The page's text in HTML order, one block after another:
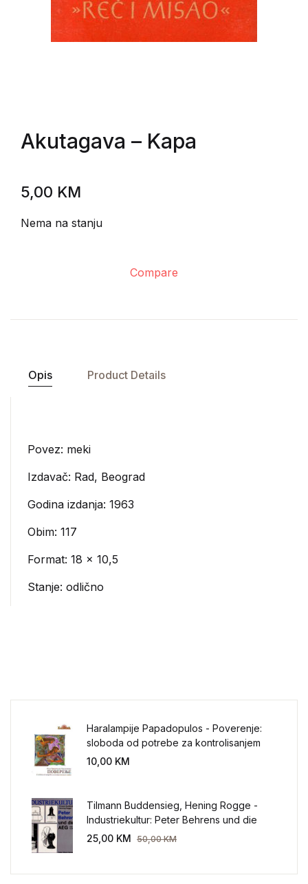
Akutagava – Kapa
5,00 KM
Nema na stanju
Compare
Opis Product Details
Povez: meki
Izdavač: Rad, Beograd
Godina izdanja: 1963
Obim: 117
Format: 18 x 10,5
Stanje: odlično
Haralampije Papadopulos - Poverenje:
sloboda od potrebe za kontrolisanjem
sveta
10,00 KM
Tilmann Buddensieg, Hening Rogge -
Industriekultur: Peter Behrens und die
AEG 1907-1914.
25,00 KM 50,00KM